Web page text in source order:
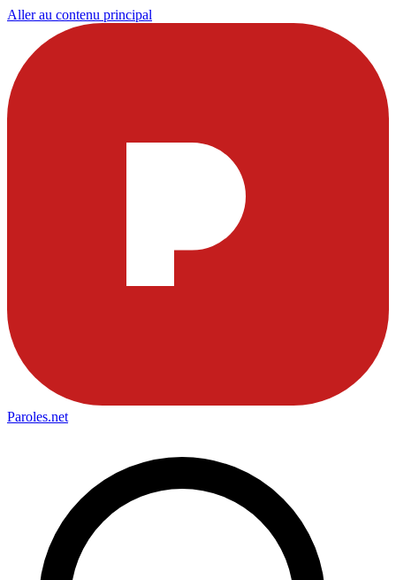
Aller au contenu principal
Paroles.net